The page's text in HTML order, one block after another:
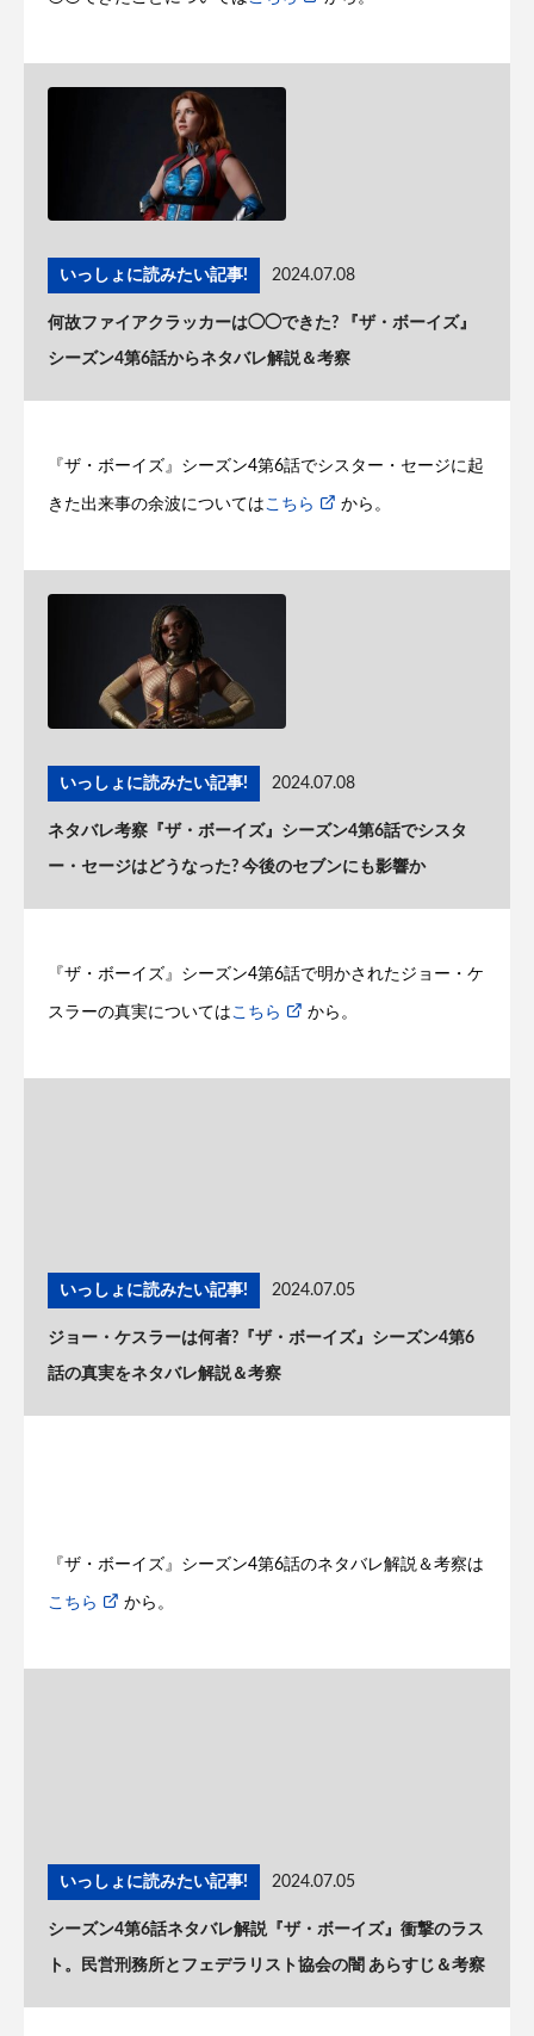
いっしょに読みたい記事! 2024.07.08
何故ファイアクラッカーは◯◯できた? 『ザ・ボーイズ』
シーズン4第6話からネタバレ解説＆考察
『ザ・ボーイズ』シーズン4第6話でシスター・セージに起
きた出来事の余波についてはこちら から。
いっしょに読みたい記事! 2024.07.08
ネタバレ考察『ザ・ボーイズ』シーズン4第6話でシスタ
ー・セージはどうなった? 今後のセブンにも影響か
『ザ・ボーイズ』シーズン4第6話で明かされたジョー・ケ
スラーの真実についてはこちら から。
いっしょに読みたい記事! 2024.07.05
ジョー・ケスラーは何者?『ザ・ボーイズ』シーズン4第6
話の真実をネタバレ解説＆考察
『ザ・ボーイズ』シーズン4第6話のネタバレ解説＆考察は
こちら から。
いっしょに読みたい記事! 2024.07.05
シーズン4第6話ネタバレ解説『ザ・ボーイズ』衝撃のラス
ト。民営刑務所とフェデラリスト協会の闇 あらすじ＆考察